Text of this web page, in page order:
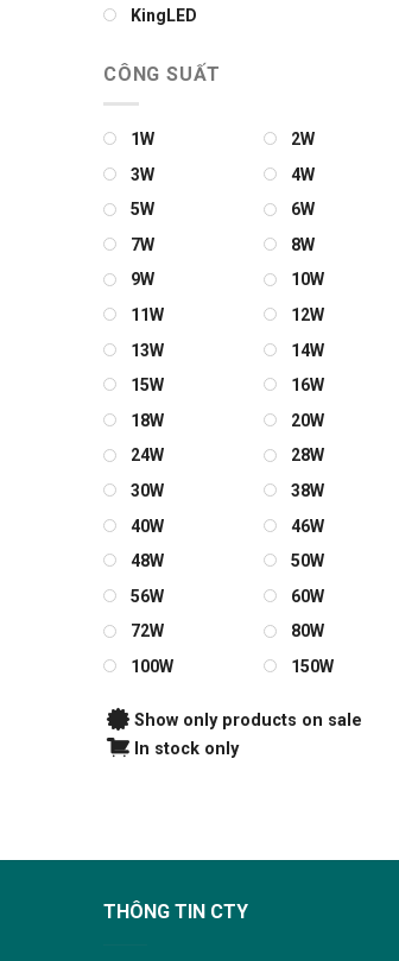
KingLED
CÔNG SUẤT
1W
2W
3W
4W
5W
6W
7W
8W
9W
10W
11W
12W
13W
14W
15W
16W
18W
20W
24W
28W
30W
38W
40W
46W
48W
50W
56W
60W
72W
80W
100W
150W
Show only products on sale
In stock only
THÔNG TIN CTY